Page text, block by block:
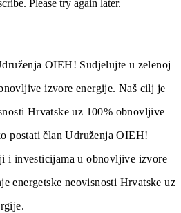
Please try again later.
OIEH! Sudjelujte u zelenoj
izvore energije. Naš cilj je
Hrvatske uz 100% obnovljive
postati član Udruženja OIEH!
i investicijama u obnovljive izvore
energetske neovisnosti Hrvatske uz